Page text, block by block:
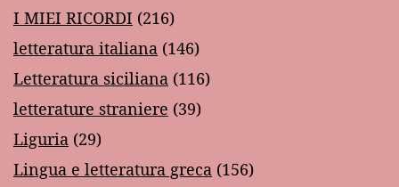
I MIEI RICORDI (216)
letteratura italiana (146)
Letteratura siciliana (116)
letterature straniere (39)
Liguria (29)
Lingua e letteratura greca (156)